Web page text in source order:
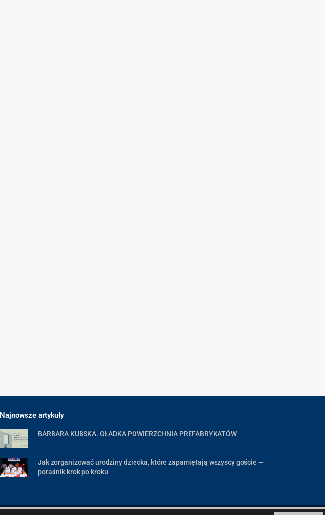
Najnowsze artykuły
BARBARA KUBSKA. GŁADKA POWIERZCHNIA PREFABRYKATÓW
Jak zorganizować urodziny dziecka, które zapamiętają wszyscy goście —
poradnik krok po kroku